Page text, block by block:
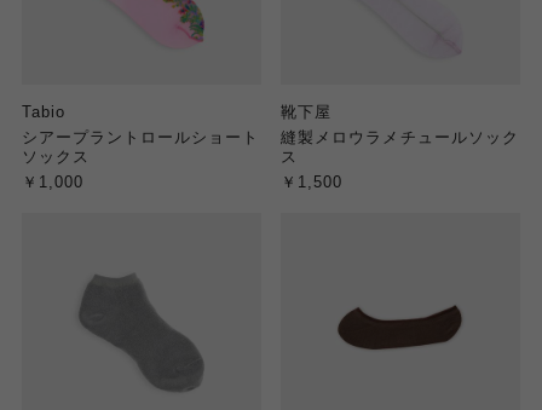
Tabio
シアープラントロールショート
ソックス
￥1,000
靴下屋
縫製メロウラメチュールソック
ス
￥1,500